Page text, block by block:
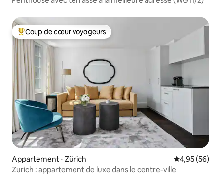
Coups de cœur voyageurs les plus appréciés
Coup de cœur voyageurs
Appartement ⋅ Zürich Évaluation
4,95 (56)
Zurich : appartement de luxe dans le centre-ville